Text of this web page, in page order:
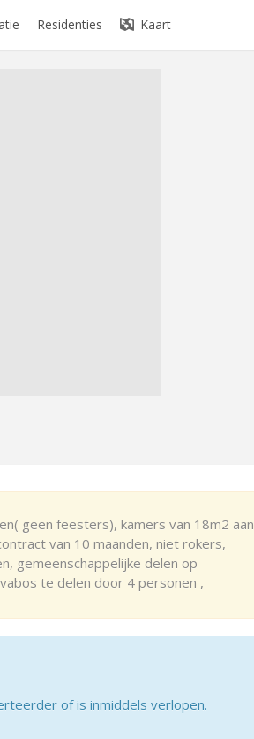
Residenties Kaart
geen feesters), kamers van 18m2 aan
van 10 maanden, niet rokers,
gemeenschappelijke delen op
te delen door 4 personen ,
of is inmiddels verlopen.